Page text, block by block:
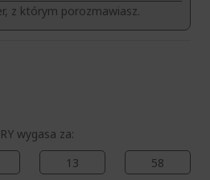
z którym porozmawiasz.
wygasa za:
13 58